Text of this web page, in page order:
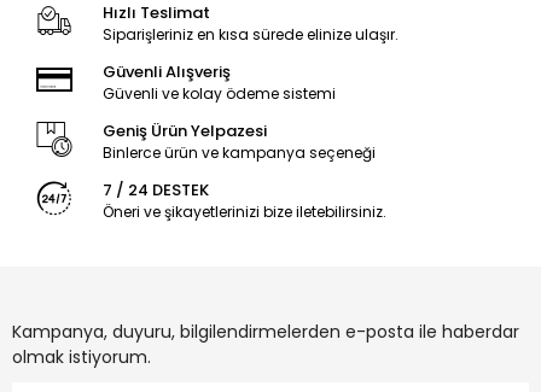
Hızlı Teslimat
Siparişleriniz en kısa sürede elinize ulaşır.
Güvenli Alışveriş
Güvenli ve kolay ödeme sistemi
Geniş Ürün Yelpazesi
Binlerce ürün ve kampanya seçeneği
7 / 24 DESTEK
Öneri ve şikayetlerinizi bize iletebilirsiniz.
Kampanya, duyuru, bilgilendirmelerden e-posta ile haberdar
olmak istiyorum.